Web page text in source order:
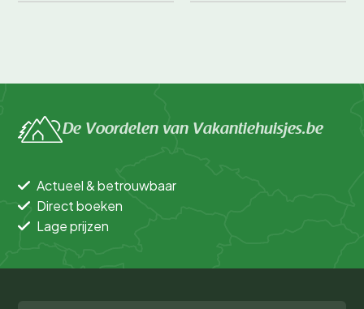
De Voordelen van Vakantiehuisjes.be
Actueel & betrouwbaar
Direct boeken
Lage prijzen